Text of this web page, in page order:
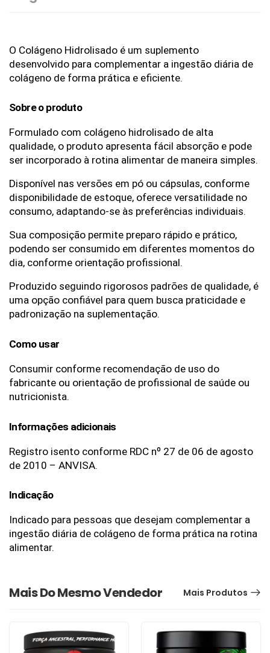
O Colágeno Hidrolisado é um suplemento
desenvolvido para complementar a ingestão diária de
colágeno de forma prática e eficiente.
Sobre o produto
Formulado com colágeno hidrolisado de alta
qualidade, o produto apresenta fácil absorção e pode
ser incorporado à rotina alimentar de maneira simples.
Disponível nas versões em pó ou cápsulas, conforme
disponibilidade de estoque, oferece versatilidade no
consumo, adaptando-se às preferências individuais.
Sua composição permite preparo rápido e prático,
podendo ser consumido em diferentes momentos do
dia, conforme orientação profissional.
Produzido seguindo rigorosos padrões de qualidade, é
uma opção confiável para quem busca praticidade e
padronização na suplementação.
Como usar
Consumir conforme recomendação de uso do
fabricante ou orientação de profissional de saúde ou
nutricionista.
Informações adicionais
Registro isento conforme RDC nº 27 de 06 de agosto
de 2010 – ANVISA.
Indicação
Indicado para pessoas que desejam complementar a
ingestão diária de colágeno de forma prática na rotina
alimentar.
Mais Do Mesmo Vendedor Mais Produtos